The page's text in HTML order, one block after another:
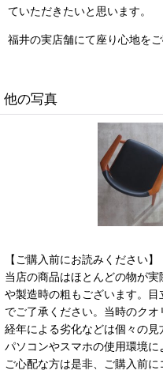
ていただきたいと思います。
福井の実店舗にて座り心地をご
他の写真
【ご購入前にお読みください】
当店の商品はほとんどの物が
や製造時の粗もございます。
でご了承ください。当時のク
経年による劣化などは個々の
パソコンやスマホの使用環境
ご心配な方は是非、ご購入前